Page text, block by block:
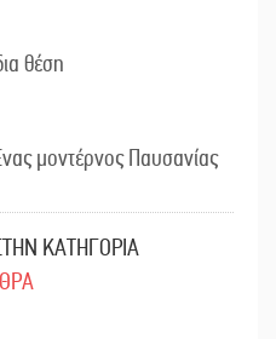
θέση
μοντέρνος Παυσανίας
ΚΑΤΗΓΟΡΙΑ